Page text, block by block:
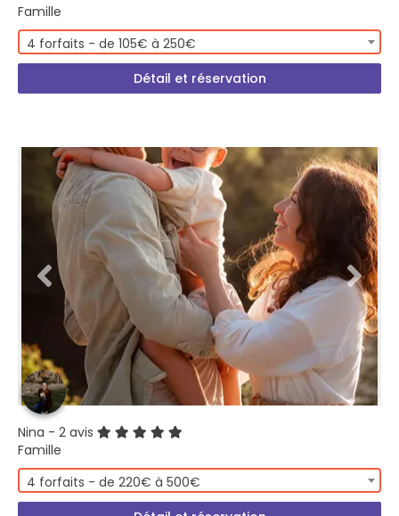
Famille
4 forfaits - de 105€ à 250€
Détail et réservation
Nina - 2 avis
Famille
4 forfaits - de 220€ à 500€